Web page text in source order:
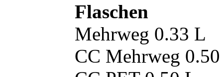
Flaschen
Mehrweg 0.33 L
CC Mehrweg